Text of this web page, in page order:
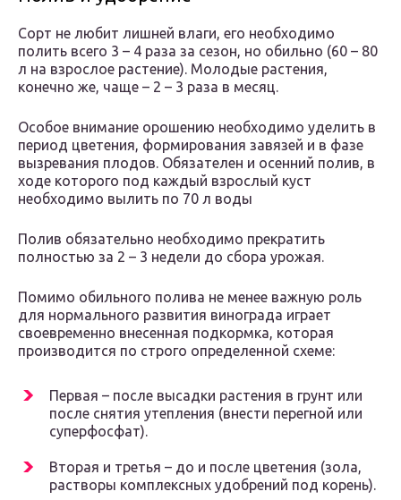
Сорт не любит лишней влаги, его необходимо
полить всего 3 – 4 раза за сезон, но обильно (60 – 80
л на взрослое растение). Молодые растения,
конечно же, чаще – 2 – 3 раза в месяц.
Особое внимание орошению необходимо уделить в
период цветения, формирования завязей и в фазе
вызревания плодов. Обязателен и осенний полив, в
ходе которого под каждый взрослый куст
необходимо вылить по 70 л воды
Полив обязательно необходимо прекратить
полностью за 2 – 3 недели до сбора урожая.
Помимо обильного полива не менее важную роль
для нормального развития винограда играет
своевременно внесенная подкормка, которая
производится по строго определенной схеме:
Первая – после высадки растения в грунт или
после снятия утепления (внести перегной или
суперфосфат).
Вторая и третья – до и после цветения (зола,
растворы комплексных удобрений под корень).